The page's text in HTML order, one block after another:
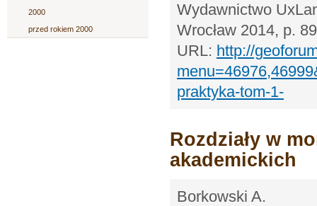
2000
przed rokiem 2000
Wydawnictwo
Wrocław 2014, p.
URL: http://
praktyka-tom-1-
Rozdziały w
akademickich
Borkowski A.